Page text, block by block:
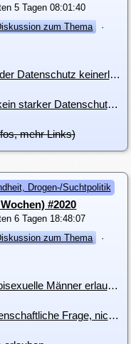
5 Tagen 08:01:40
zum Thema
·
i4445: Ablehnung von ELGA, da dort der Datenschutz keinerlei Beachtung findet
i4441: Ablehnung von ELGA, sofern kein starker Datenschutz gewährleistet ist
mehr Links)
Drogen-/Suchtpolitik
#2020
6 Tagen 18:48:07
zum Thema
·
i4648: Blutspenden für Schwule und bisexuelle Männer erlauben
i4777: Blutspenden für MSM ist wissenschaftliche Frage, nicht politische!